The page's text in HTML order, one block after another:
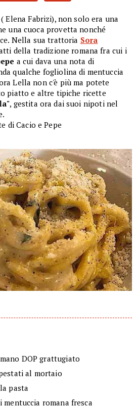
( Elena Fabrizi), non solo era una
una cuoca provetta nonché
Nella sua trattoria Sora
della tradizione romana fra cui i
a cui dava una nota di
qualche fogliolina di mentuccia
Lella non c'è più ma potete
piatto e altre tipiche ricette
, gestita ora dai suoi nipoti nel
di Cacio e Pepe
DOP grattugiato
al mortaio
pasta
romana fresca